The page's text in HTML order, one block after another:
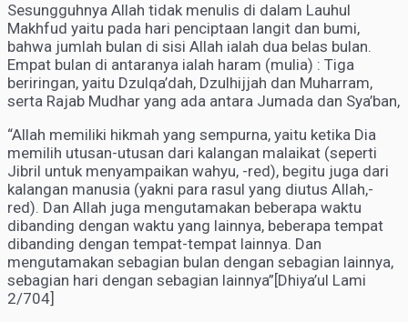
Sesungguhnya Allah tidak menulis di dalam Lauhul
Makhfud yaitu pada hari penciptaan langit dan bumi,
bahwa jumlah bulan di sisi Allah ialah dua belas bulan.
Empat bulan di antaranya ialah haram (mulia) : Tiga
beriringan, yaitu Dzulqa’dah, Dzulhijjah dan Muharram,
serta Rajab Mudhar yang ada antara Jumada dan Sya’ban,
“Allah memiliki hikmah yang sempurna, yaitu ketika Dia
memilih utusan-utusan dari kalangan malaikat (seperti
Jibril untuk menyampaikan wahyu, -red), begitu juga dari
kalangan manusia (yakni para rasul yang diutus Allah,-
red). Dan Allah juga mengutamakan beberapa waktu
dibanding dengan waktu yang lainnya, beberapa tempat
dibanding dengan tempat-tempat lainnya. Dan
mengutamakan sebagian bulan dengan sebagian lainnya,
sebagian hari dengan sebagian lainnya”[Dhiya’ul Lami
2/704]